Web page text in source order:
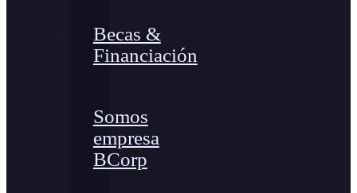
Becas &
Financiación
Somos
empresa
BCorp